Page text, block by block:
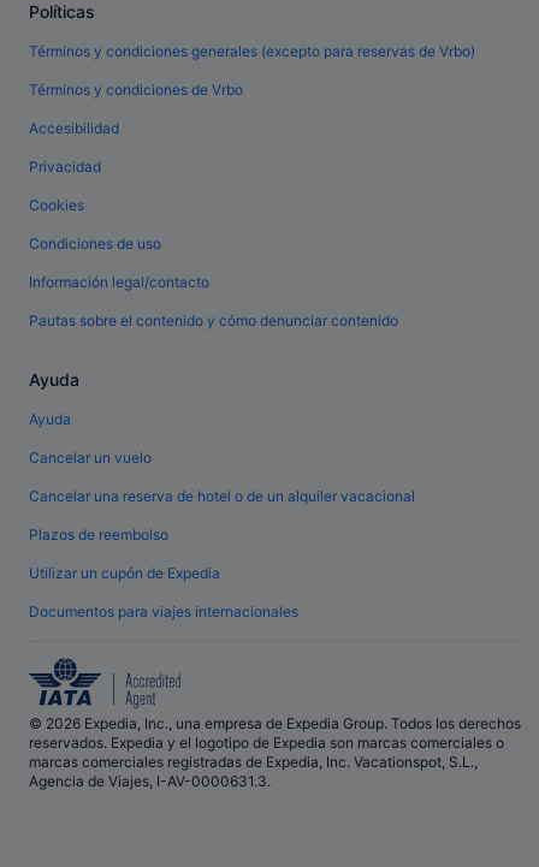
Políticas
Términos y condiciones generales (excepto para reservas de Vrbo)
Términos y condiciones de Vrbo
Accesibilidad
Privacidad
Cookies
Condiciones de uso
Información legal/contacto
Pautas sobre el contenido y cómo denunciar contenido
Ayuda
Ayuda
Cancelar un vuelo
Cancelar una reserva de hotel o de un alquiler vacacional
Plazos de reembolso
Utilizar un cupón de Expedia
Documentos para viajes internacionales
© 2026 Expedia, Inc., una empresa de Expedia Group. Todos los derechos
reservados. Expedia y el logotipo de Expedia son marcas comerciales o
marcas comerciales registradas de Expedia, Inc. Vacationspot, S.L.,
Agencia de Viajes, I-AV-0000631.3.